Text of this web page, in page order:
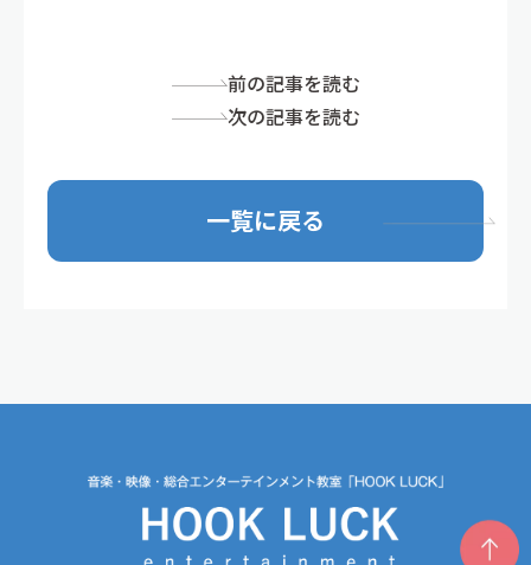
前の記事を読む
次の記事を読む
一覧に戻る